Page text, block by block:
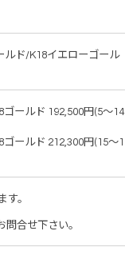
ルド/K18イエローゴール
ールド 192,500円(5～14
ールド 212,300円(15～1
す。
合せ下さい。